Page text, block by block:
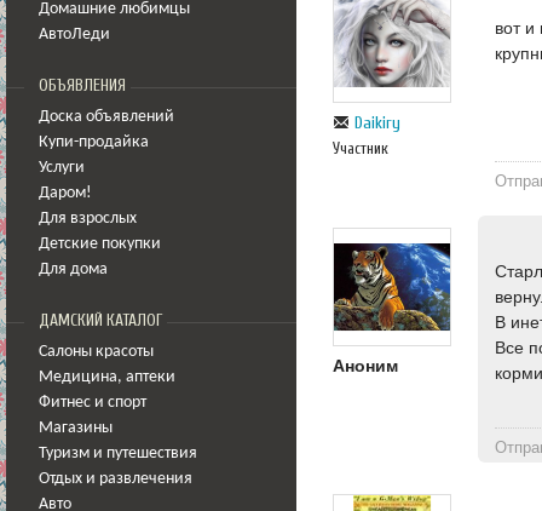
Домашние любимцы
АвтоЛеди
ОБЪЯВЛЕНИЯ
Доска объявлений
Купи-продайка
Услуги
Даром!
Для взрослых
Детские покупки
Для дома
ДАМСКИЙ КАТАЛОГ
Салоны красоты
Медицина, аптеки
Фитнес и спорт
Магазины
Туризм и путешествия
Отдых и развлечения
Авто
Daikiry
Участник
вот
Аноним
В
Все